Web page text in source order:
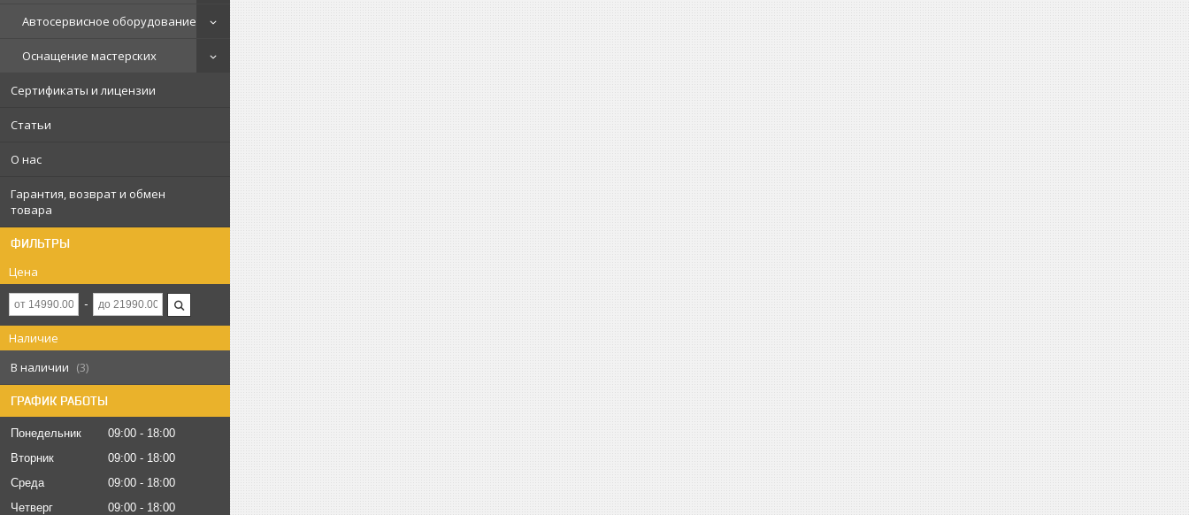
Автосервисное оборудование
Оснащение мастерских
Сертификаты и лицензии
Статьи
О нас
Гарантия, возврат и обмен
товара
ФИЛЬТРЫ
Цена
Наличие
В наличии
3
ГРАФИК РАБОТЫ
Понедельник 09:00
18:00
Вторник
09:00
18:00
Среда
09:00
18:00
Четверг
09:00
18:00